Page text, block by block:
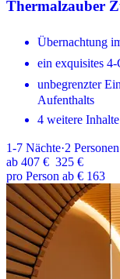
Thermalzauber
Übernachtung
ein exquisites
unbegrenzter
Aufenthalts
4 weitere Inhalte
1-7 Nächte·2 Personen
ab 407 € 325 €
pro Person ab € 163